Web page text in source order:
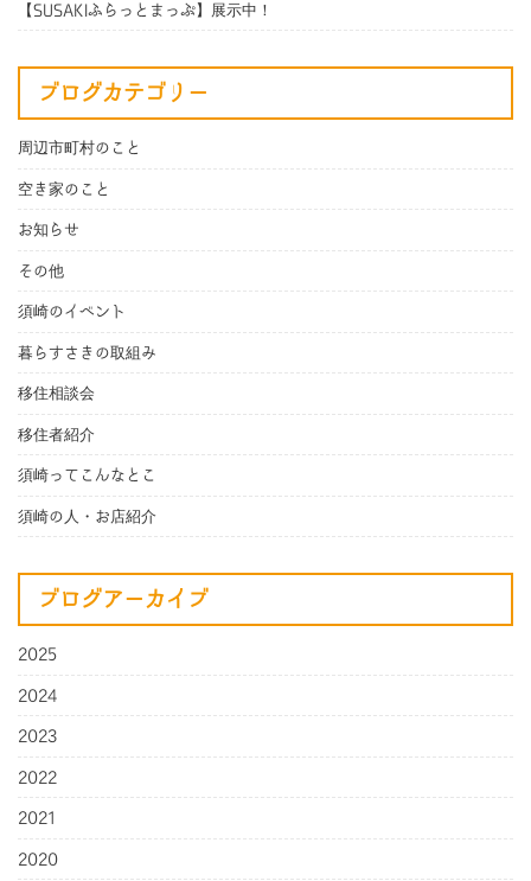
【SUSAKIふらっとまっぷ】展示中！
ブログカテゴリー
周辺市町村のこと
空き家のこと
お知らせ
その他
須崎のイベント
暮らすさきの取組み
移住相談会
移住者紹介
須崎ってこんなとこ
須崎の人・お店紹介
ブログアーカイブ
2025
2024
2023
2022
2021
2020